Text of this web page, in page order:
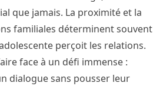
que jamais. La proximité et la
familiales déterminent souvent
perçoit les relations.
face à un défi immense :
dialogue sans pousser leur